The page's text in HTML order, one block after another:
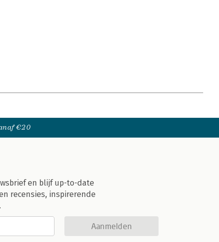
€20
en blijf up-to-date
recensies, inspirerende
Aanmelden